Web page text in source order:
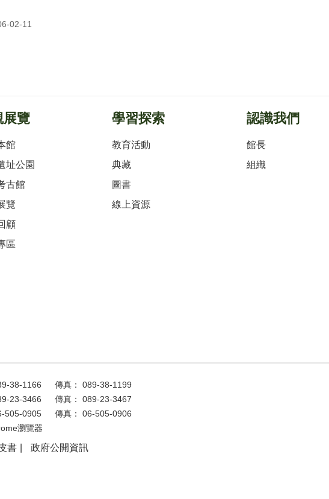
02-11
展覽
館
址公園
古館
覽
顧
區
學習探索
教育活動
典藏
圖書
線上資源
認識我們
館長
組織
38-1166
傳真： 089-38-1199
23-3466
傳真： 089-23-3467
505-0905
傳真： 06-505-0906
瀏覽器
書
政府公開資訊